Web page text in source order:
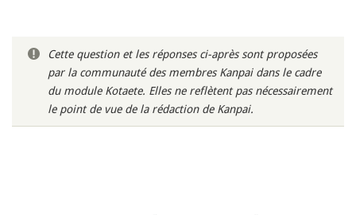
Cette question et les réponses ci-après sont proposées
par la communauté des membres Kanpai dans le cadre
du module Kotaete. Elles ne reflètent pas nécessairement
le point de vue de la rédaction de Kanpai.